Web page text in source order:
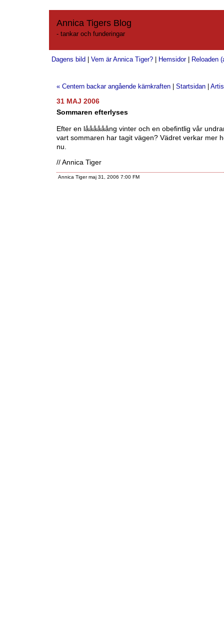
Annica Tigers Blog
- tankar och funderingar
Dagens bild Vem är Annica Tiger? Hemsidor| Reloaden
« Centern backar angående kärnkraften Startsidan
31 MAJ 2006
Sommaren efterlyses
Efter en låååååång vinter och en obefintlig vår
vart sommaren har tagit vägen? Vädret verkar mer
nu.
// Annica Tiger
Annica Tiger maj 31, 2006 7:00 FM